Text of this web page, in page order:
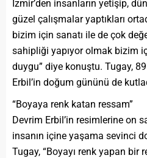
İzmir’den insanların yetişip,
güzel çalışmalar yaptıkları
bizim için sanatı ile de çok
sahipliği yapıyor olmak bizim
duygu” diye konuştu. Tugay,
Erbil’in doğum gününü de
“Boyaya renk katan ressam”
Devrim Erbil’in resimlerine on
insanın içine yaşama sevinci
Tugay, “Boyayı renk yapan bir